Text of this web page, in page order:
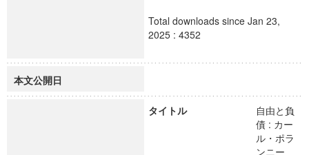
Total downloads since Jan 23,
2025 : 4352
本文公開日
タイトル
自由と負
債 : カー
ル・ポラ
ンニー